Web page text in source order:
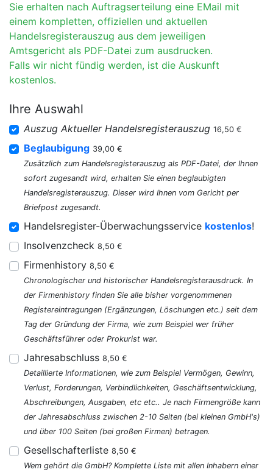
Sie erhalten nach Auftragserteilung eine EMail mit
einem kompletten, offiziellen und aktuellen
Handelsregisterauszug aus dem jeweiligen
Amtsgericht als PDF-Datei zum ausdrucken.
Falls wir nicht fündig werden, ist die Auskunft
kostenlos.
Ihre Auswahl
Auszug Aktueller Handelsregisterauszug 16,50 €
Beglaubigung 39,00 €
Zusätzlich zum Handelsregisterauszug als PDF-Datei, der Ihnen
sofort zugesandt wird, erhalten Sie einen beglaubigten
Handelsregisterauszug. Dieser wird Ihnen vom Gericht per
Briefpost zugesandt.
Handelsregister-Überwachungsservice kostenlos!
Insolvenzcheck 8,50 €
Firmenhistory 8,50 €
Chronologischer und historischer Handelsregisterausdruck. In
der Firmenhistory finden Sie alle bisher vorgenommenen
Registereintragungen (Ergänzungen, Löschungen etc.) seit dem
Tag der Gründung der Firma, wie zum Beispiel wer früher
Geschäftsführer oder Prokurist war.
Jahresabschluss 8,50 €
Detaillierte Informationen, wie zum Beispiel Vermögen, Gewinn,
Verlust, Forderungen, Verbindlichkeiten, Geschäftsentwicklung,
Abschreibungen, Ausgaben, etc etc.. Je nach Firmengröße kann
der Jahresabschluss zwischen 2-10 Seiten (bei kleinen GmbH's)
und über 100 Seiten (bei großen Firmen) betragen.
Gesellschafterliste 8,50 €
Wem gehört die GmbH? Komplette Liste mit allen Inhabern einer